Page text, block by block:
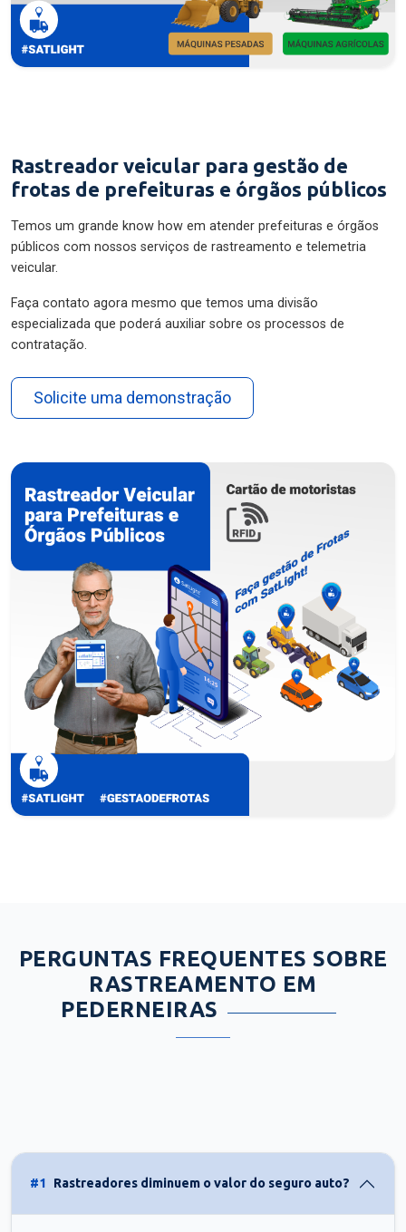
Rastreador veicular para gestão de
frotas de prefeituras e órgãos públicos
Temos um grande know how em atender prefeituras e órgãos
públicos com nossos serviços de rastreamento e telemetria
veicular.
Faça contato agora mesmo que temos uma divisão
especializada que poderá auxiliar sobre os processos de
contratação.
Solicite uma demonstração
PERGUNTAS FREQUENTES SOBRE
RASTREAMENTO EM
PEDERNEIRAS
#1 Rastreadores diminuem o valor do seguro auto?